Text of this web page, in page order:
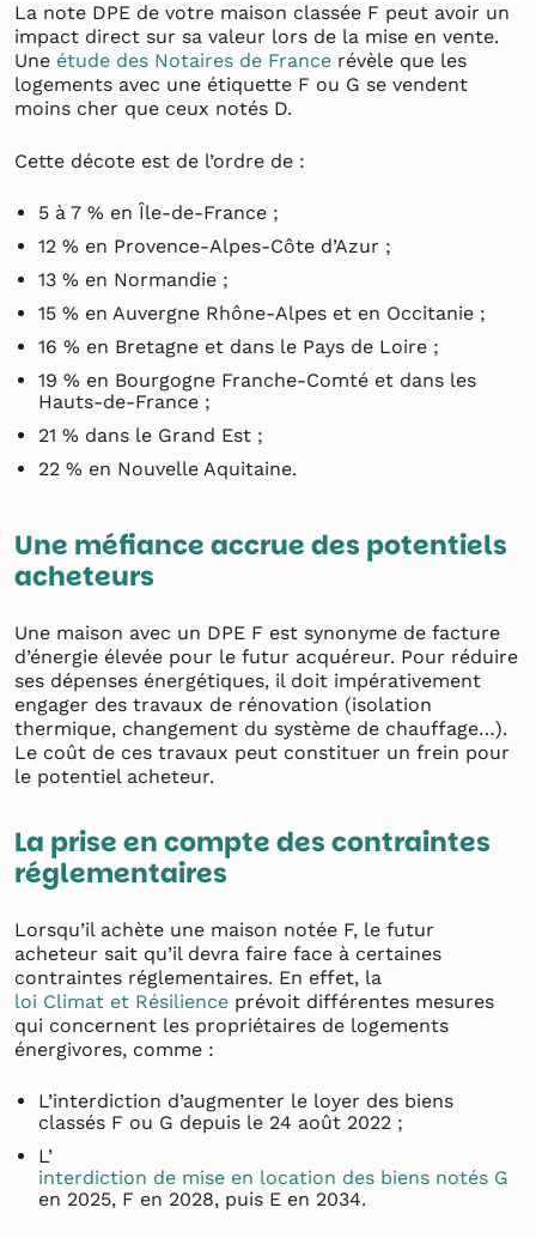
La note DPE de votre maison classée F peut avoir un
impact direct sur sa valeur lors de la mise en vente.
Une étude des Notaires de France révèle que les
logements avec une étiquette F ou G se vendent
moins cher que ceux notés D.
Cette décote est de l’ordre de :
5 à 7 % en Île-de-France ;
12 % en Provence-Alpes-Côte d’Azur ;
13 % en Normandie ;
15 % en Auvergne Rhône-Alpes et en Occitanie ;
16 % en Bretagne et dans le Pays de Loire ;
19 % en Bourgogne Franche-Comté et dans les
Hauts-de-France ;
21 % dans le Grand Est ;
22 % en Nouvelle Aquitaine.
Une méfiance accrue des potentiels
acheteurs
Une maison avec un DPE F est synonyme de facture
d’énergie élevée pour le futur acquéreur. Pour réduire
ses dépenses énergétiques, il doit impérativement
engager des travaux de rénovation (isolation
thermique, changement du système de chauffage…).
Le coût de ces travaux peut constituer un frein pour
le potentiel acheteur.
La prise en compte des contraintes
réglementaires
Lorsqu’il achète une maison notée F, le futur
acheteur sait qu’il devra faire face à certaines
contraintes réglementaires. En effet, la
loi Climat et Résilience prévoit différentes mesures
qui concernent les propriétaires de logements
énergivores, comme :
L’interdiction d’augmenter le loyer des biens
classés F ou G depuis le 24 août 2022 ;
L’
interdiction de mise en location des biens notés G
en 2025, F en 2028, puis E en 2034.